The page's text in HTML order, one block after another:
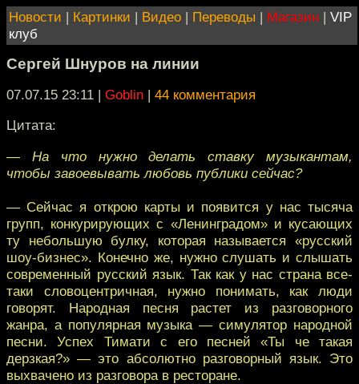
Новости | Картинки | Видео | Переводы | Магазин | VIP
клуб
Сергей Шнуров на линии
07.07.15 23:11 | Goblin | 44 комментария
Цитата:
— На что нужно делать ставку музыкантам,
чтобы завоевывать любовь публики сейчас?
— Сейчас я открою карты и появится у нас тысяча
групп, конкурирующих с «Ленинградом» и кусающих
ту небольшую булку, которая называется «русский
шоу-бизнес». Конечно же, нужно слушать и слышать
современный русский язык. Так как у нас страна все-
таки словоцентричная, нужно понимать, как люди
говорят. Народная песня растет из разговорного
жанра, а популярная музыка — симулятор народной
песни. Успех Тимати с его песней «Ты че такая
дерзкая?» — это абсолютно разговорный язык. Это
выхвачено из разговора в ресторане.